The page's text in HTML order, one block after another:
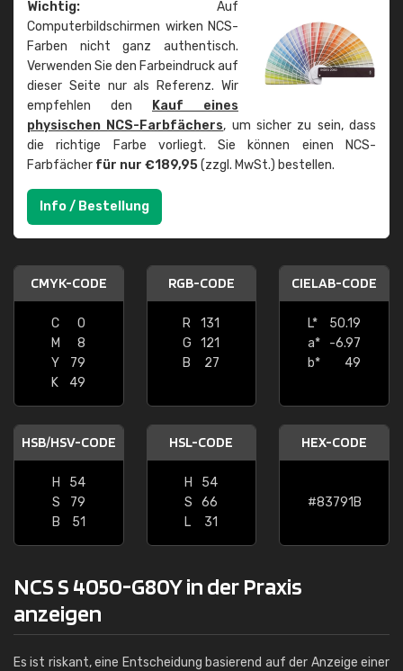
Wichtig: Auf
Computerbildschirmen wirken NCS-
Farben nicht ganz authentisch.
Verwenden Sie den Farbeindruck auf
dieser Seite nur als Referenz. Wir
empfehlen den
Kauf eines
physischen NCS-Farbfächers, um sicher zu sein, dass
die richtige Farbe vorliegt. Sie können einen NCS-
Farbfächer für nur €189,95(zzgl. MwSt.) bestellen.
Info / Bestellung
CMYK-CODE
C
0
M
8
Y
79
K
49
RGB-CODE
R
131
G
121
B
27
CIELAB-CODE
L*
50.19
a*
-6.97
b*
49
HSB/HSV-CODE
H
54
S
79
B
51
HSL-CODE
H
54
S
66
L
31
HEX-CODE
#83791B
NCS S 4050-G80Y in der Praxis
anzeigen
Es ist riskant, eine Entscheidung basierend auf der Anzeige einer